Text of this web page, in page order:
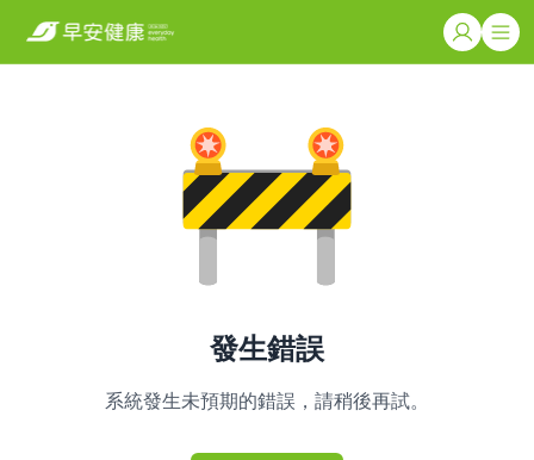
發生錯誤
系統發生未預期的錯誤，請稍後再試。